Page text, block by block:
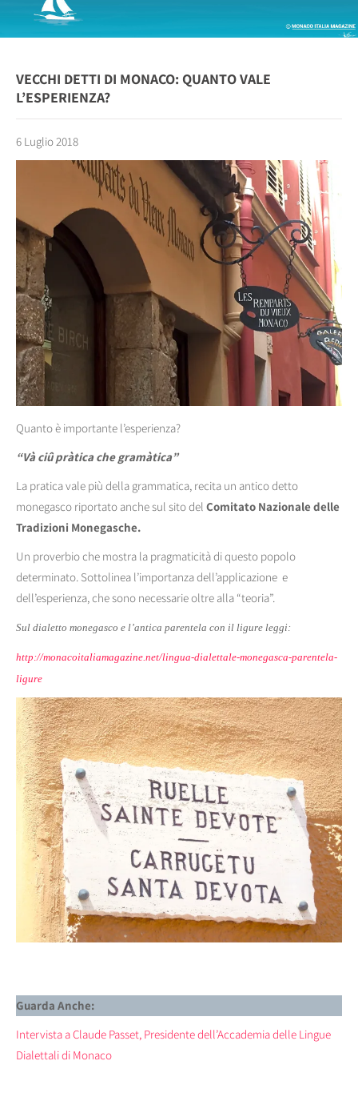
VECCHI DETTI DI MONACO: QUANTO VALE
L’ESPERIENZA?
6 Luglio 2018
Quanto è importante l’esperienza?
“Và ciû pràtica che gramàtica”
La pratica vale più della grammatica, recita un antico detto
monegasco riportato anche sul sito del Comitato Nazionale delle
Tradizioni Monegasche.
Un proverbio che mostra la pragmaticità di questo popolo
determinato. Sottolinea l’importanza dell’applicazione e
dell’esperienza, che sono necessarie oltre alla “teoria”.
Sul dialetto monegasco e l’antica parentela con il ligure leggi:
http://monacoitaliamagazine.net/lingua-dialettale-monegasca-parentela-
ligure
Guarda Anche:
Intervista a Claude Passet, Presidente dell’Accademia delle Lingue
Dialettali di Monaco